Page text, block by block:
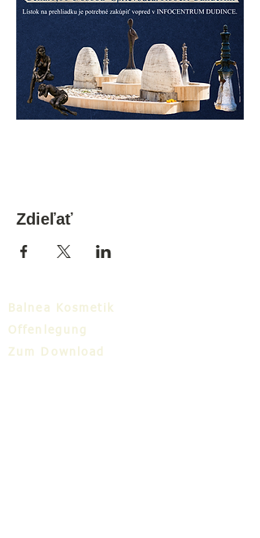
Zdieľať
Balnea Kosmetik
Offenlegung
Zum Download